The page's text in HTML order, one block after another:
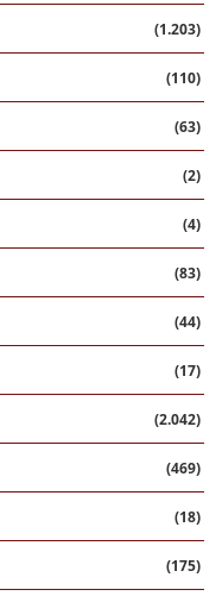
(1.203)
(110)
(63)
(2)
(4)
(83)
(44)
(17)
(2.042)
(469)
(18)
(175)